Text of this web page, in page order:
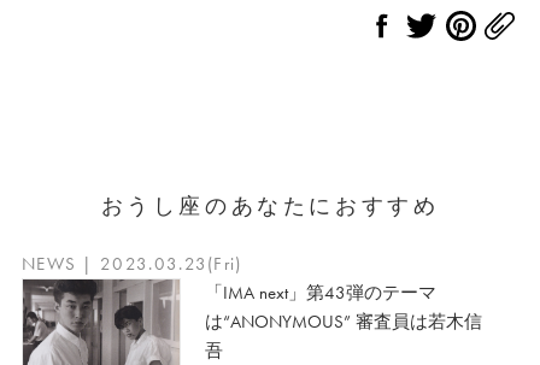
おうし座のあなたにおすすめ
NEWS | 2023.03.23(Fri)
「IMA next」第43弾のテーマ
は“ANONYMOUS” 審査員は若木信
吾